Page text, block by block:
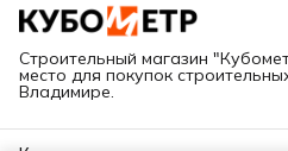
Строительный магазин
место для покупок
Владимире.